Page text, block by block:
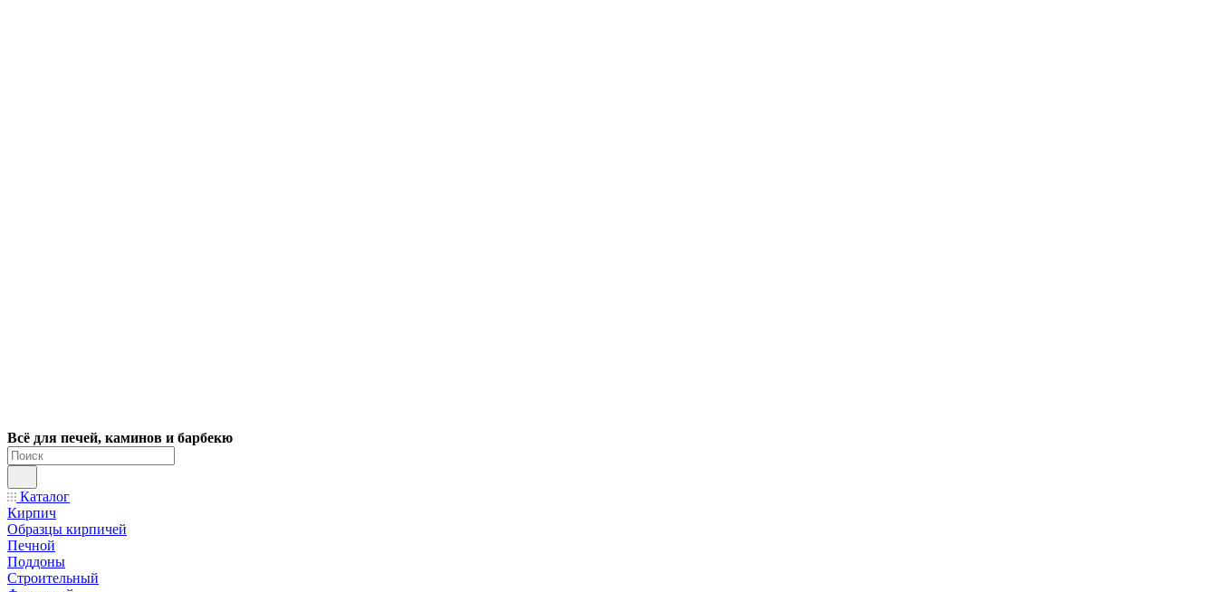
Всё для печей, каминов и барбекю
Каталог
Кирпич
Образцы кирпичей
Печной
Поддоны
Строительный